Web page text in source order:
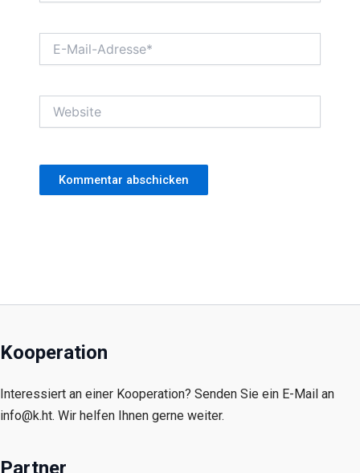
Mail-
Kooperation
Interessiert an einer Kooperation? Senden Sie ein E-Mail an
info@k.ht. Wir helfen Ihnen gerne weiter.
Partner